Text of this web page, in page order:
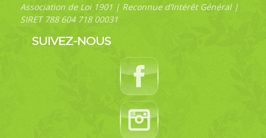
Association de Loi 1901 | Reconnue d’Intérêt Général |
SIRET 788 604 718 00031
SUIVEZ-NOUS